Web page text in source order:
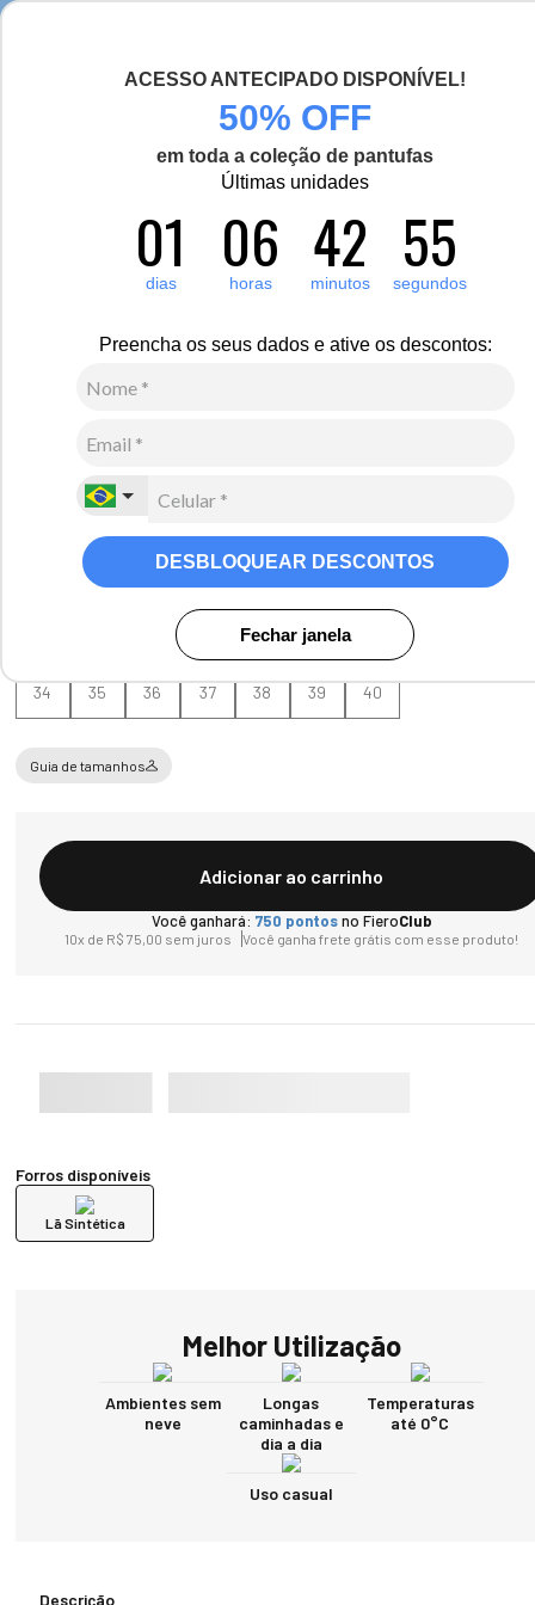
ACESSO ANTECIPADO DISPONÍVEL!
50% OFF
em toda a coleção de pantufas
Últimas unidades
01
dias 06
horas 42
minutos 54
segundos
Preencha os seus dados e ative os descontos:
DESBLOQUEAR DESCONTOS
Fechar janela
Avaliações
Bota feminina forrada em lã sintética New
75,00sem juros
(5% OFF no PIX/Boleto)
34 35 36 37 38 39 40
Guia de tamanhos
Adicionar ao carrinho
Você ganhará: 750 pontosno FieroClub
10x de R$ 75,00 sem juros Você ganha frete grátis com esse produto!
Forros disponíveis
Lã Sintética
Melhor Utilização
Ambientes sem
neve
Longas
caminhadas e
dia a dia
Temperaturas
até 0°C
Uso casual
Descrição